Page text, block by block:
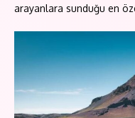
arayanlara sunduğu en